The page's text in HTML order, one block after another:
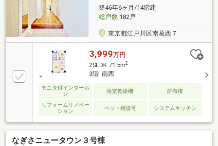
築46年6ヶ月/14階建
総戸数182戸
東京都江戸川区南葛西７
3,999万円
2SLDK 71.5m2
3階 南西
モニタ付インターホ
ン
浴室乾燥機 所有権
リフォームリノベー
ション
ペット相談可 システムキッチン
なぎさニュータウン３号棟